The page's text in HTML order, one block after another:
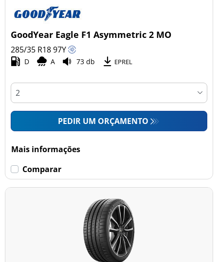
GoodYear Eagle F1 Asymmetric 2 MO
285/35 R1897Y
D A 73 db EPREL
PEDIR UM ORÇAMENTO
Mais informações
Comparar